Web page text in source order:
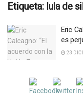
Etiqueta: lula de
Eric
es
23